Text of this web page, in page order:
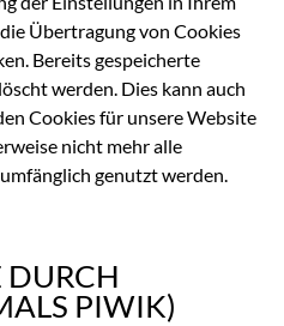
Übertragung von Cookies
Bereits gespeicherte
werden. Dies kann auch
Cookies für unsere Website
nicht mehr alle
genutzt werden.
DURCH
PIWIK)